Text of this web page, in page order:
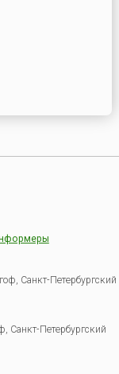
Санкт-Петербургский
Санкт-Петербургский